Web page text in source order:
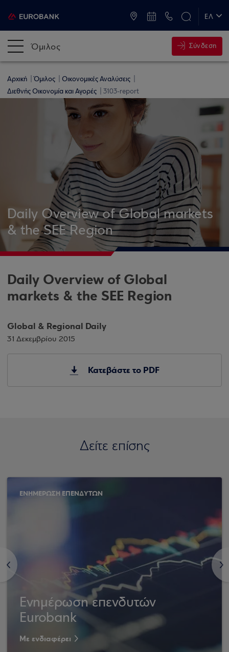
ΕΛ
Όμιλος Σύνδεση
Αρχική Όμιλος
Οικονομικές Αναλύσεις
Διεθνής Οικονομία και Αγορές
3103-report
Daily Overview of Global markets
& the SEE Region
Daily Overview of Global
markets & the SEE Region
Global & Regional Daily
31 Δεκεμβρίου 2015
Κατεβάστε το PDF
Δείτε επίσης
<
ΕΝΗΜΕΡΩΣΗ ΕΠΕΝΔΥΤΩΝ
Ενημέρωση επενδυτών
Eurobank
Με ενδιαφέρει
>